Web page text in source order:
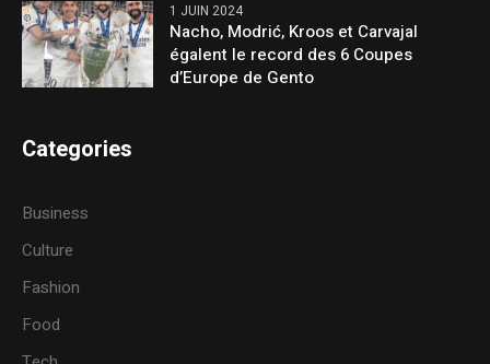
1 JUIN 2024
Nacho, Modrić, Kroos et Carvajal
égalent le record des 6 Coupes
d’Europe de Gento
Categories
Business
Culture
Fashion
Food